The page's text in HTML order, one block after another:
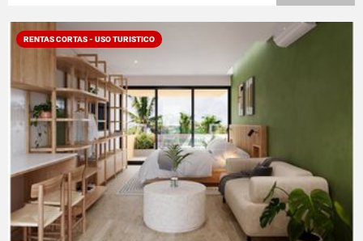
RENTAS CORTAS - USO TURISTICO
VER DETALLES